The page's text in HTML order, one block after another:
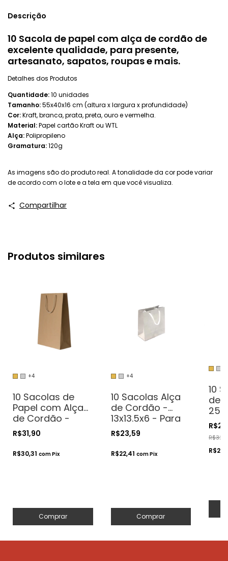
Descrição
10 Sacola de papel com alça de cordão de
excelente qualidade, para presente,
artesanato, sapatos, roupas e mais.
Detalhes dos Produtos
Quantidade:10 unidades
Tamanho:55x40x16 cm (altura x largura x profundidade)
Cor:Kraft, branca, prata, preta, ouro e vermelha.
Material:Papel cartão Kraft ou WTL
Alça:Polipropileno
Gramatura:120g
As imagens são do produto real. A tonalidade da cor pode variar
de acordo com o lote e a tela em que você visualiza.
Compartilhar
Produtos similares
+4
10 Sacolas de
Papel com Alça
de Cordão -
35x22x10 - Para
Presentes.
Cosméticos ou
Artesanatos
R$31,90
R$30,31 comPix
Comprar
+4
10 Sacolas Alça
de Cordão -
13x13.5x6 - Para
Presentes.
Cosméticos ou
Artesanatos
R$23,59
R$22,41 comPix
Comprar
10
de